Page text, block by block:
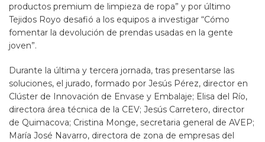
productos premium de limpieza de ropa” y por último
Tejidos Royo desafió a los equipos a investigar “Cómo
fomentar la devolución de prendas usadas en la gente
joven”.
Durante la última y tercera jornada, tras presentarse las
soluciones, el jurado, formado por Jesús Pérez, director en
Clúster de Innovación de Envase y Embalaje; Elisa del Río,
directora área técnica de la CEV; Jesús Carretero, director
de Quimacova; Cristina Monge, secretaria general de AVEP;
María José Navarro, directora de zona de empresas del